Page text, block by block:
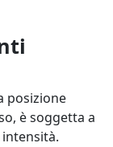
posizione
è soggetta a